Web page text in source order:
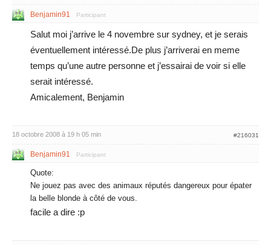
Benjamin91 Participant
Salut moi j’arrive le 4 novembre sur sydney, et je serais
éventuellement intéressé.De plus j’arriverai en meme
temps qu’une autre personne et j’essairai de voir si elle
serait intéressé.
Amicalement, Benjamin
18 octobre 2008 à 19 h 05 min #216031
Benjamin91 Participant
Quote:
Ne jouez pas avec des animaux réputés dangereux pour épater
la belle blonde à côté de vous.
facile a dire :p